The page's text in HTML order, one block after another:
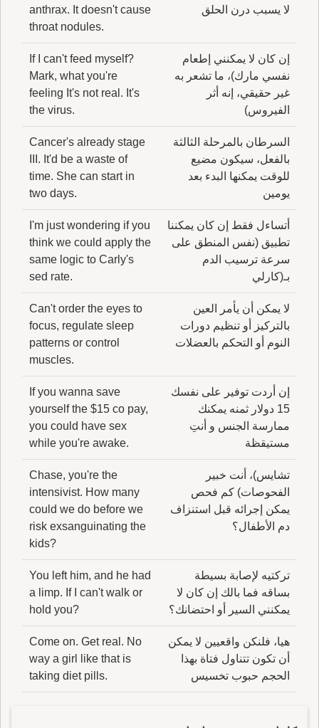
لا يسبب درن الحلق
anthrax. It doesn't cause
throat nodules.
إن كان لا يمكنني إطعام
نفسي مارك)، ما تشعر به
غير حقيقي، إنه أثر
الفيروس)
If I can't feed myself?
Mark, what you're
feeling It's not real. It's
the virus.
السرطان بالمرحلة الثالثة
بالفعل، سيكون مضيع
للوقت يمكنها البدء بعد
يومين
Cancer's already stage
III. It'd be a waste of
time. She can start in
two days.
أتساءل فقط إن كان يمكننا
تطبيق (نفس المنطق على
سرعة ترسيب الدم
بـ(كارلي
I'm just wondering if you
think we could apply the
same logic to Carly's
sed rate.
لا يمكن أن يأمر العين
بالتركيز أو تنظيم دورات
النوم أو التحكم بالعضلات
Can't order the eyes to
focus, regulate sleep
patterns or control
muscles.
إن أردت توفير على نفسك
15 دولار ثمنه يمكنك
ممارسة الجنس و أنتِ
مستيقظة
If you wanna save
yourself the $15 co pay,
you could have sex
while you're awake.
تشايس)، أنت خبير
الفحوصات) كم فحص
يمكن إجرائه قبل استنزاف
دم الأطفال؟
Chase, you're the
intensivist. How many
could we do before we
risk exsanguinating the
kids?
تركتيه لإصابة بسيطة
بساقه فما بالك إن كان لا
يمكنني السير أو احتضانك؟
You left him, and he had
a limp. If I can't walk or
hold you?
هيا، فلنكن واقعيين لا يمكن
أن تكون تتناول فتاة بهذا
الحجم حبوب تخسيس
Come on. Get real. No
way a girl like that is
taking diet pills.